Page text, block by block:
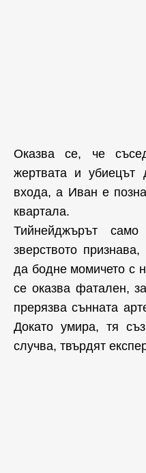
Оказва се, че
жертвата и убиецът
входа, а Иван е
квартала.
Тийнейджърът
зверството
да бодне момичето с
се оказва фатален,
прерязва сънната
Докато умира, тя
случва, твърдят